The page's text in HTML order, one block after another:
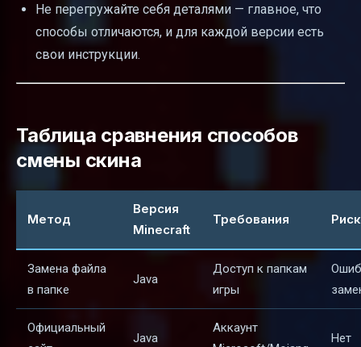
Не перегружайте себя деталями — главное, что
способы отличаются, и для каждой версии есть
свои инструкции.
Таблица сравнения способов
смены скина
Метод
Версия
Minecraft
Требования
Замена файла
в папке
Java
Доступ к папкам
игры
Официальный
Java
Аккаунт
Нет